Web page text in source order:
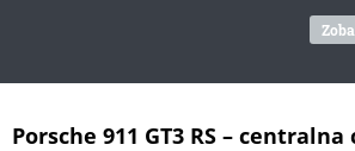
Porsche 911 GT3 RS – centralna